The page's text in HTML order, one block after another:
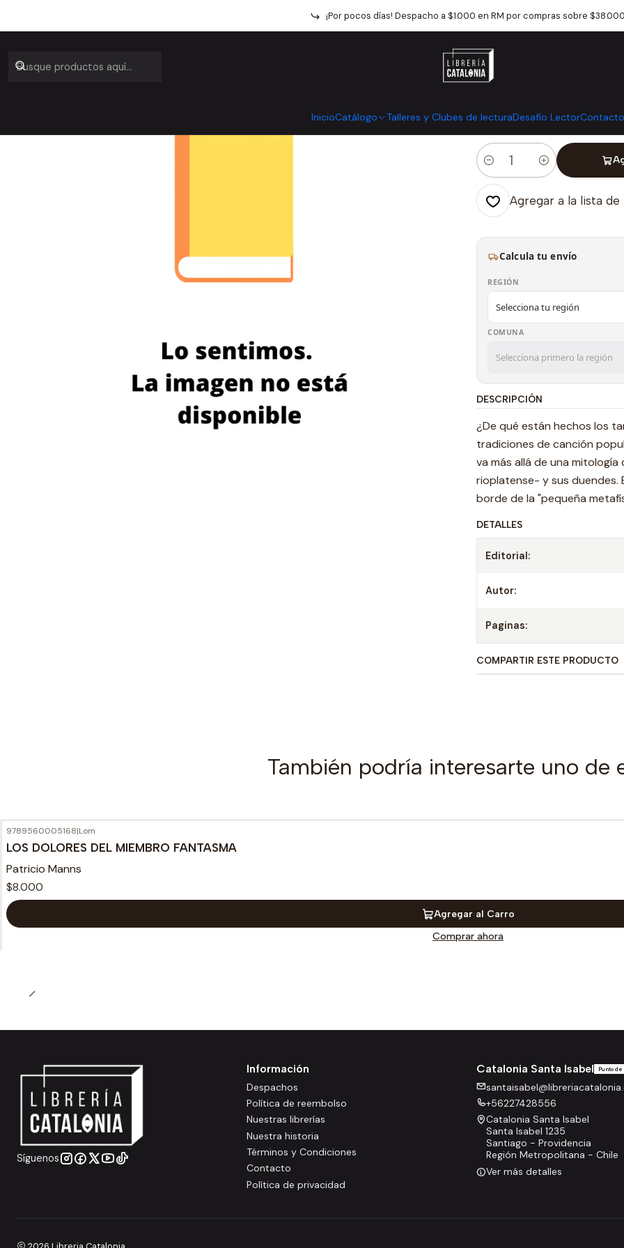
InicioCatálogo Talleres y Clubes de lecturaDesafío LectorContacto
¡Por pocos días! Despacho a $1.000 en RM por compras sobre $38.000
Inicio Catálogo Artes Musica Conjuro Extraño
|
Conjuro
Mostrar stock de
Cantidad
Agregar a la lista
Calcula tu envío
REGIÓN
COMUNA
DESCRIPCIÓN
¿De qué están hechos los
tradiciones de canción
va más allá de una
rioplatense- y sus duendes.
borde de la "pequeña
DETALLES
Editorial:
Autor:
Paginas:
COMPARTIR ESTE PRODUCTO
También podría interesarte uno de
9789560005168|Lom
LOS DOLORES DEL MIEMBRO FANTASMA
Patricio Manns
$8.000
Agregar al Carro
Comprar ahora
Síguenos
Información
Despachos
Política de reembolso
Nuestras librerías
Nuestra historia
Términos y Condiciones
Contacto
Política de privacidad
Catalonia Santa Isabel Punto
+56227428556
Catalonia Santa Isabel
Santa Isabel 1235
Santiago - Providencia
Región Metropolitana - Chile
Ver más detalles